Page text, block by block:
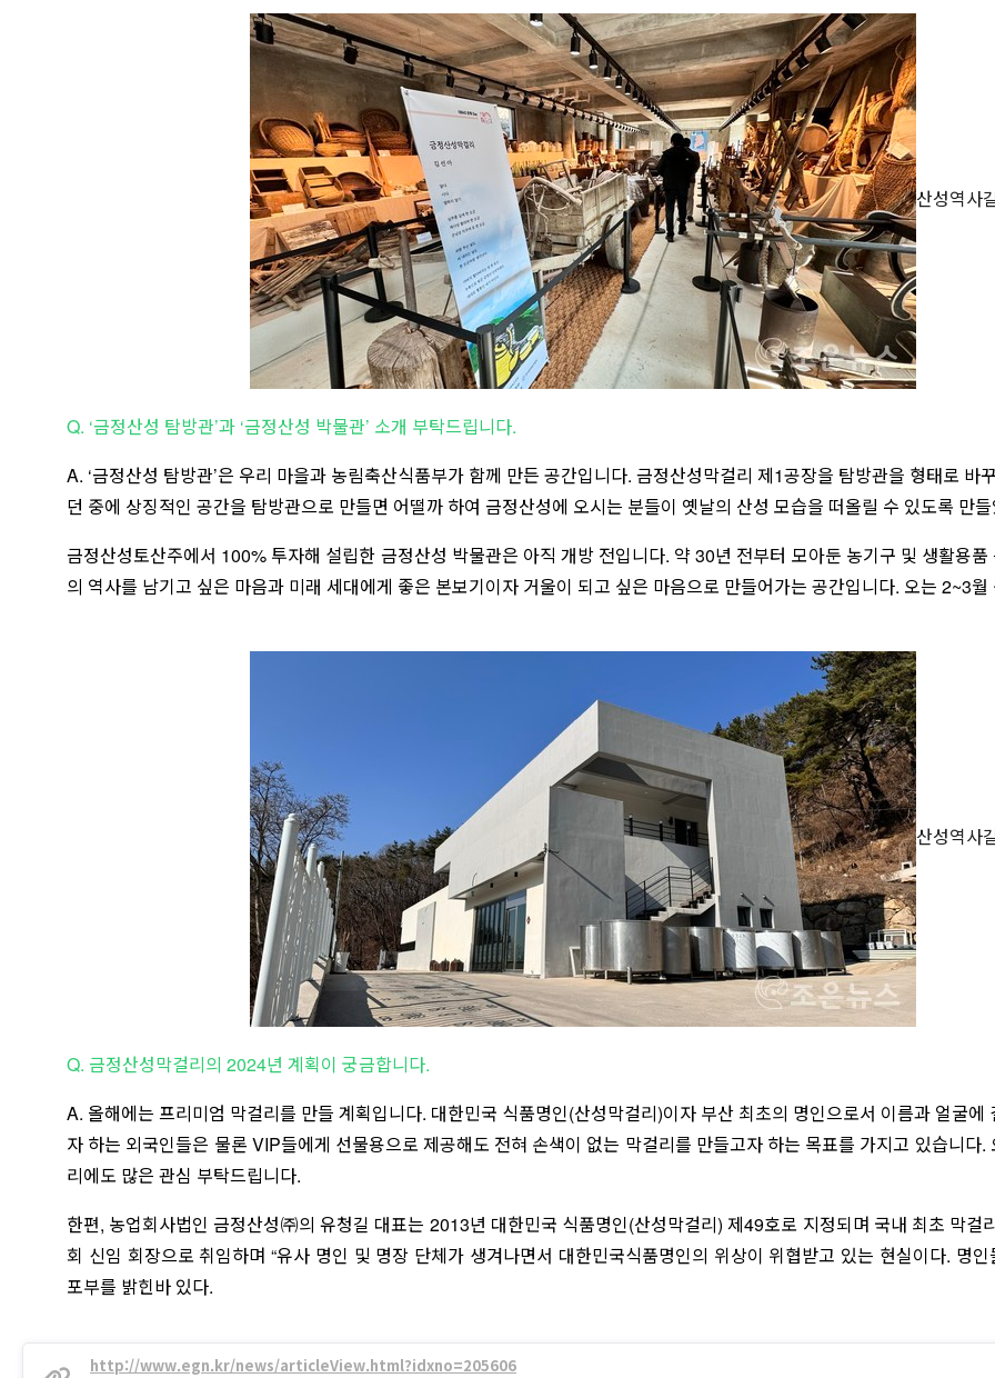
산성역사
Q. ‘금정산성 탐방관’과 ‘금정산성 박물관’ 소개 부탁드립니다.
A. ‘금정산성 탐방관’은 우리 마을과 농림축산식품부가 함께 만든 공간입니다. 금정산성막걸리 제1공장을 탐방관을 형태로
던 중에 상징적인 공간을 탐방관으로 만들면 어떨까 하여 금정산성에 오시는 분들이 옛날의 산성 모습을 떠올릴 수 있도록 만
금정산성토산주에서 100% 투자해 설립한 금정산성 박물관은 아직 개방 전입니다. 약 30년 전부터 모아둔 농기구 및 생활용
의 역사를 남기고 싶은 마음과 미래 세대에게 좋은 본보기이자 거울이 되고 싶은 마음으로 만들어가는 공간입니다. 오는 2~3
산성역사
Q. 금정산성막걸리의 2024년 계획이 궁금합니다.
A. 올해에는 프리미엄 막걸리를 만들 계획입니다. 대한민국 식품명인(산성막걸리)이자 부산 최초의 명인으로서 이름과 얼굴
자 하는 외국인들은 물론 VIP들에게 선물용으로 제공해도 전혀 손색이 없는 막걸리를 만들고자 하는 목표를 가지고 있습니
리에도 많은 관심 부탁드립니다.
한편, 농업회사법인 금정산성㈜의 유청길 대표는 2013년 대한민국 식품명인(산성막걸리) 제49호로 지정되며 국내 최초 막
회 신임 회장으로 취임하며 “유사 명인 및 명장 단체가 생겨나면서 대한민국식품명인의 위상이 위협받고 있는 현실이다. 명
포부를 밝힌바 있다.
http://www.egn.kr/news/articleView.html?idxno=205606